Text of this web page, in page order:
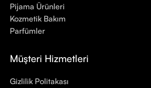
Pijama Ürünleri
Kozmetik Bakım
Parfümler
Müşteri Hizmetleri
Gizlilik Politakası